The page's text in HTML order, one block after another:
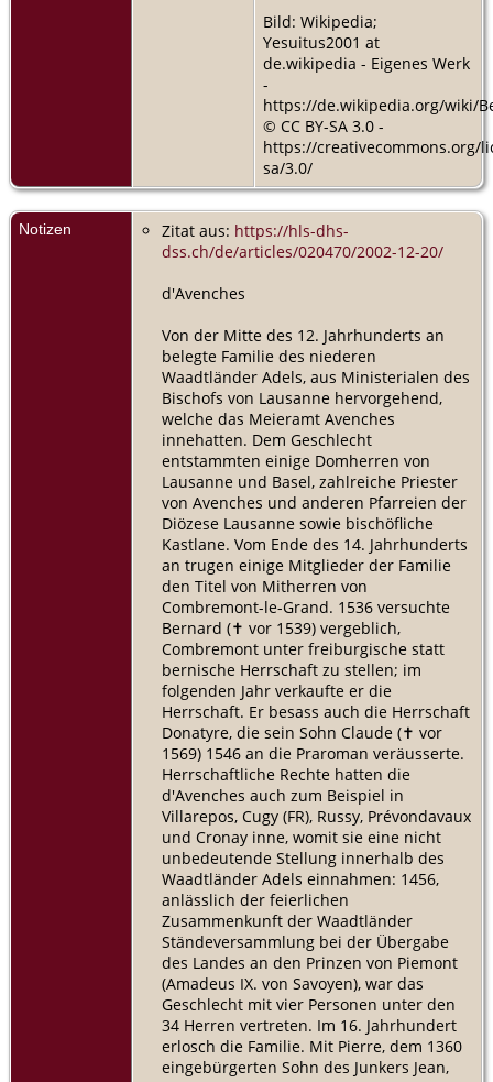
Bild: Wikipedia;
Yesuitus2001 at
de.wikipedia - Eigenes Werk
-
https://de.wikipedia.org/wiki/
© CC BY-SA 3.0 -
https://creativecommons.org/
sa/3.0/
Notizen Zitat aus: https://hls-dhs-
dss.ch/de/articles/020470/2002-12-20/
d'Avenches
Von der Mitte des 12. Jahrhunderts an
belegte Familie des niederen
Waadtländer Adels, aus Ministerialen des
Bischofs von Lausanne hervorgehend,
welche das Meieramt Avenches
innehatten. Dem Geschlecht
entstammten einige Domherren von
Lausanne und Basel, zahlreiche Priester
von Avenches und anderen Pfarreien der
Diözese Lausanne sowie bischöfliche
Kastlane. Vom Ende des 14. Jahrhunderts
an trugen einige Mitglieder der Familie
den Titel von Mitherren von
Combremont-le-Grand. 1536 versuchte
Bernard (​✝︎ vor 1539) vergeblich,
Combremont unter freiburgische statt
bernische Herrschaft zu stellen; im
folgenden Jahr verkaufte er die
Herrschaft. Er besass auch die Herrschaft
Donatyre, die sein Sohn Claude (​✝︎ vor
1569) 1546 an die Praroman veräusserte.
Herrschaftliche Rechte hatten die
d'Avenches auch zum Beispiel in
Villarepos, Cugy (FR), Russy, Prévondavaux
und Cronay inne, womit sie eine nicht
unbedeutende Stellung innerhalb des
Waadtländer Adels einnahmen: 1456,
anlässlich der feierlichen
Zusammenkunft der Waadtländer
Ständeversammlung bei der Übergabe
des Landes an den Prinzen von Piemont
(Amadeus IX. von Savoyen), war das
Geschlecht mit vier Personen unter den
34 Herren vertreten. Im 16. Jahrhundert
erlosch die Familie. Mit Pierre, dem 1360
eingebürgerten Sohn des Junkers Jean,